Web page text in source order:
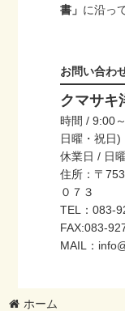
書」 に沿っ
お問い合わ
クマサキ
時間 / 9:00
日曜・祝日)
休業日 / 日
住所：〒
０７３
TEL：083-
FAX:083-
MAIL：
ホーム